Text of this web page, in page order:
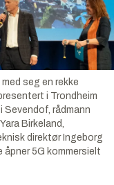
seg en rekke
i Trondheim
Sevendof, rådmann
Birkeland,
direktør Ingeborg
5G kommersielt